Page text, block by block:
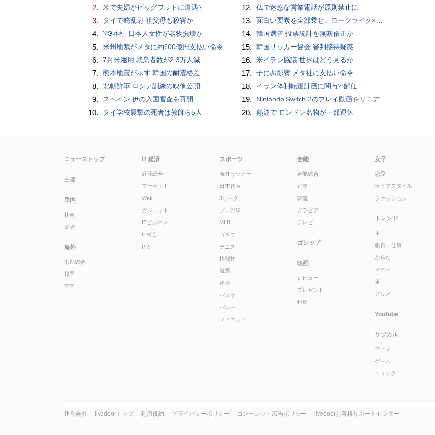
2. 米で夫婦がビッグフットに遭遇?
3. タイで銃乱射 祖父母も殺害か
4. YG本社 日本人女性が器物損壊か
5. 米州地裁がメタに約900億円支払い命令
6. 7月米雇用 就業者数が2.3万人減
7. 熊本地震が示す 韓国の耐震格差
8. 北朝鮮軍 ロシア訓練の映像公開
9. スペイン 伊の入国審査を再開
10. タイ学校襲撃の死者は教師ら5人
12. 仏で迷惑な営業電話が原則禁止に
13. 面白い要素を全部乗せ、ローグライク×デッキ構築×パーティ制RPGの「Chrono Ark」を遊んでみた
14. 韓国選管 投票統計を無断修正か
15. 韓国サッカー協会 審判接待疑惑
16. 米イラン協議 世界はどう見るか
17. 子に悪影響 メタ社に支払い命令
18. イラン体制転覆計画に関与? 解任
19. Nintendo Switch 2のプレイ動画をリニアPCMサラウンドで録画する方法、Blackmagic Designのキャプチャーボード「UltraStudio Express Recorder 3G」を使ってみた
20. 熱波で ロンドン名物が一部運休
ニューストップ
主要
国内
社会
政治
海外
海外総合
韓国
中国
IT 経済
経済総合
マーケット
Web
ガジェット
ITビジネス
IT総合
PR
スポーツ
海外サッカー
日本代表
Jリーグ
プロ野球
MLB
ゴルフ
テニス
格闘技
競馬
相撲
バスケ
バレー
フィギュア
芸能
芸能総合
音楽
韓流
グラビア
テレビ
ゴシップ
映画
レビュー
プレゼント
特集
女子
恋愛
ライフスタイル
ファッション
トレンド
本
教育・仕事
からだ
マネー
車
グルメ
YouTube
サブカル
アニメ
ゲーム
コミック
運営会社 livedoorトップ 利用規約 プライバシーポリシー コンテンツ・広告ポリシー livedoorお客様サポートセンター